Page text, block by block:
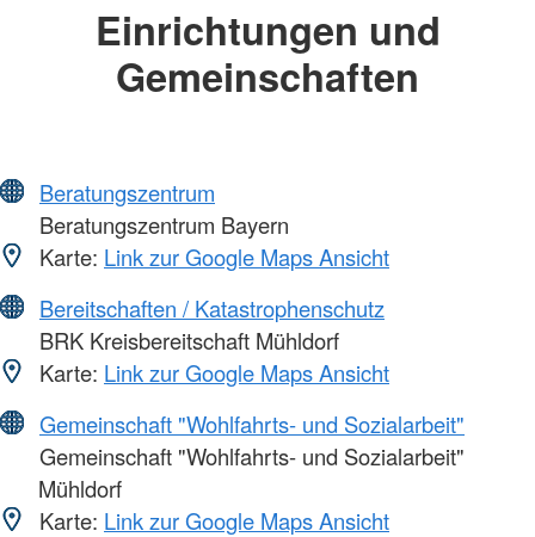
Einrichtungen und
Gemeinschaften
Beratungszentrum
Beratungszentrum Bayern
Karte: Link zur Google Maps Ansicht
Bereitschaften / Katastrophenschutz
BRK Kreisbereitschaft Mühldorf
Karte: Link zur Google Maps Ansicht
Gemeinschaft "Wohlfahrts- und Sozialarbeit"
Gemeinschaft "Wohlfahrts- und Sozialarbeit"
Mühldorf
Karte: Link zur Google Maps Ansicht